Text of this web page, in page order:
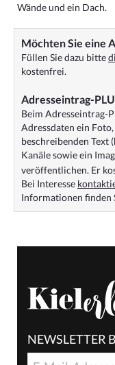
Wände und ein Dach.
Möchten Sie eine
Füllen Sie dazu bitte
kostenfrei.
Adresseintrag-
Beim Adresseintrag-
Adressdaten ein
beschreibenden Text
Kanäle sowie ein
veröffentlichen. Er
Bei Interesse
Informationen finden
NEWSLETTER